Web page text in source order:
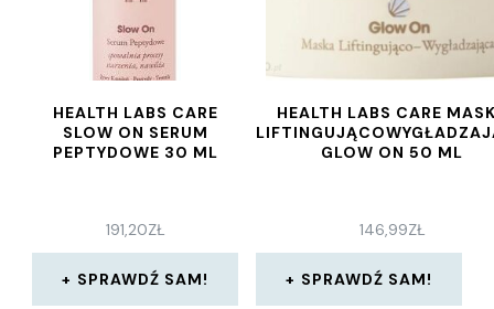
HEALTH LABS CARE
SLOW ON SERUM
PEPTYDOWE 30 ML
191,20ZŁ
SPRAWDŹ SAM!
HEALTH LABS CARE
GLOW ON 50 ML
146,99ZŁ
SPRAWDŹ SAM!